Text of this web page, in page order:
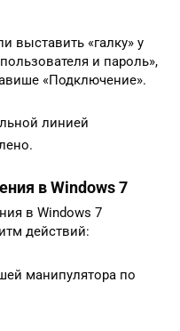
выставить «галку» у
и пароль»,
«Подключение».
линией
в Windows 7
в Windows 7
действий:
манипулятора по